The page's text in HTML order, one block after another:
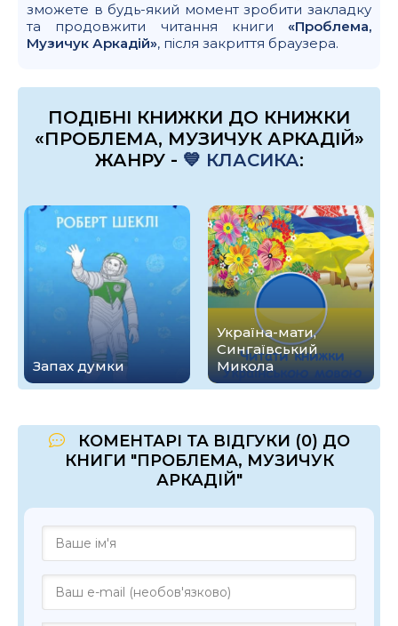
зможете в будь-який момент зробити закладку
та продовжити читання книги «Проблема,
Музичук Аркадій», після закриття браузера.
ПОДІБНІ КНИЖКИ ДО КНИЖКИ
«ПРОБЛЕМА, МУЗИЧУК АРКАДІЙ»
ЖАНРУ - 💙 КЛАСИКА:
Запах думки
Україна-мати,
Сингаївський
Микола
КОМЕНТАРІ ТА ВІДГУКИ (0) ДО
КНИГИ "ПРОБЛЕМА, МУЗИЧУК
АРКАДІЙ"